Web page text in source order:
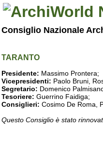
Consiglio Nazionale
TARANTO
Presidente: Massimo Prontera;
Vicepresidenti: Paolo Bruni,
Segretario: Domenico
Tesoriere: Guerrino Faidiga;
Consiglieri: Cosimo De Roma,
Questo Consiglio è stato